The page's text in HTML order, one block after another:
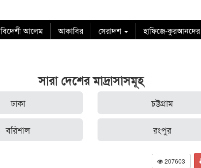
বিদেশী আলেম আকাবির সেরাদশ হাফিজে-কুরআনদের
সারা দেশের মাদ্রাসাসমূহ
ঢাকা চট্টগ্রাম
বরিশাল রংপুর
207603